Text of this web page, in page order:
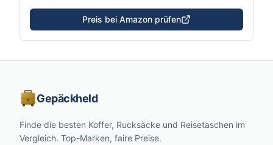
Preis bei Amazon prüfen
Gepäckheld
Finde die besten Koffer, Rucksäcke und Reisetaschen im
Vergleich. Top-Marken, faire Preise.